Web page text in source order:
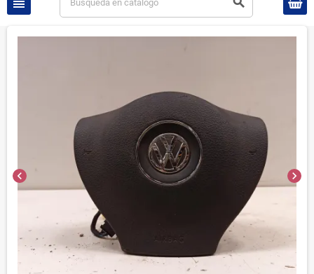
chevron_left chevron_right